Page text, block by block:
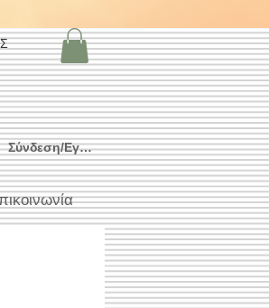
Σύνδεση/Εγγραφή